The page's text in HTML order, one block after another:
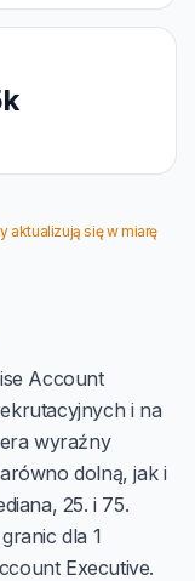
aktualizują się w miarę
Account
i na
wyraźny
dolną, jak i
25. i 75.
dla 1
Executive.